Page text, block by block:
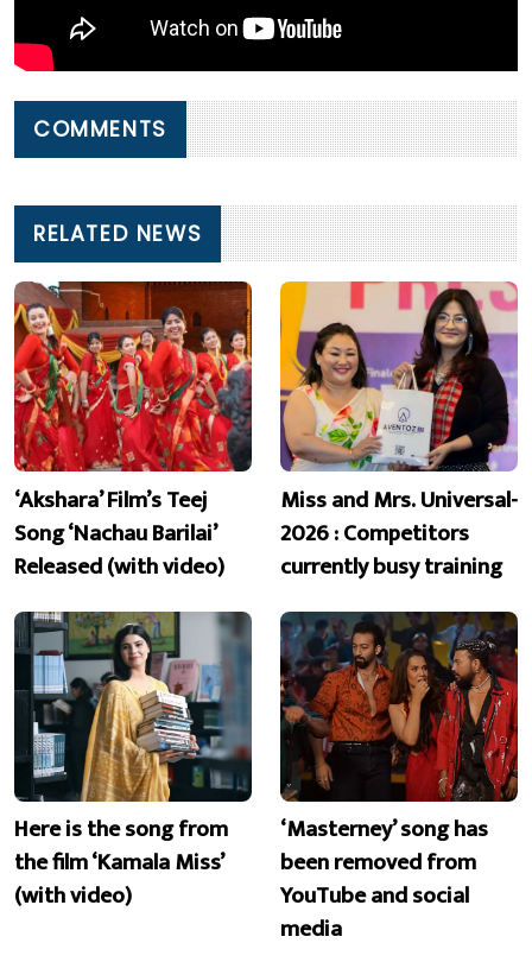
COMMENTS
RELATED NEWS
‘Akshara’ Film’s Teej
Song ‘Nachau Barilai’
Released (with video)
Miss and Mrs. Universal-
2026 : Competitors
currently busy training
Here is the song from
the film ‘Kamala Miss’
(with video)
‘Masterney’ song has
been removed from
YouTube and social
media